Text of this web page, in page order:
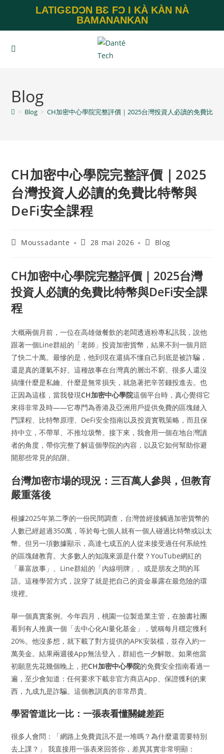
LATIGƐDƆN BƐ FƆ I KÀ KÀN NÀ
BAMANANKAN
Blog
> Blog > CH加密中心學院完整評價｜2025台灣投資人必讀的免費比特
CH加密中心學院完整評價｜2025
台灣投資人必讀的免費比特幣與
DeFi安全課程
Moussadante 28 mai 2026 Blog
CH加密中心學院完整評價｜2025台灣
投資人必讀的免費比特幣與DeFi安全課
程
大概兩個月前，一位在高雄做餐飲的老闆透過粉專私訊我，說他
跟著一個Line群組的「老師」投資加密貨幣，結果不到一個月賠
了快二十萬。最慘的是，他到現在還搞不懂自己到底是被詐騙，
還是真的運氣不好。這種故事在台灣真的層出不窮。很多人還沒
搞懂什麼是私鑰、什麼是無常損失，就急著把辛苦錢投進去。也
正因為這樣，當我發現CH加密中心學院這個平台時，真心覺得它
來得非常及時——它專門為香港及亞洲用戶提供免費的區塊鏈入
門課程、比特幣原理、DeFi安全指南以及投資實戰策略，而且保
持中立，不帶單、不推垃圾幣。接下來，我會用一個在地台灣讀
者的角度，帶你完整了解這個學院的內容，以及它如何幫助你避
開那些常見的陷阱。
台灣加密市場的現況：三百萬人參與，但教育
嚴重落後
根據2025年第二季的一份民間調查，台灣曾經接觸過加密貨幣的
人數已經超過350萬，等於每七個人就有一個人碰過比特幣或以太
幣。但另一項數據顯示，高達七成五的人從未接受過任何系統性
的區塊鏈教育。大多數人的知識來源是什麼？YouTube網紅的
「暴富故事」、Line群組的「內線明牌」、或是朋友之間的耳
語。這種學習方式，說穿了就是把自己的資金暴露在最危險的環
境裡。
舉一個真實案例。今年四月，桃園一位製造業主管，在臉書社團
看到有人推廣一個「去中心化AI量化基金」，號稱每月穩定獲利
20%。他沒多想，就下載了對方提供的APK安裝檔，並存入約一
萬美金。結果兩週後App無法登入，群組也一夕解散。如果他當
初願意先花幾個晚上，把CH加密中心學院的免費安全指南看過一
遍，至少會知道：任何要求下載非官方商店App、保證獲利的東
西，九成九是詐騙。這個教訓真的非常昂貴。
學習管道比一比：一張表看懂關鍵差距
很多人會問：「網路上免費資訊不是一堆嗎？為什麼還需要特別
去上課？」 我直接用一張表來回答你，差異其實非常明顯：